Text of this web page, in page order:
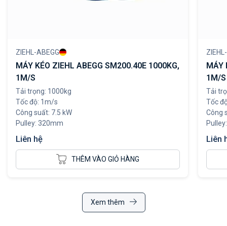
ZIEHL-ABEGG
MÁY KÉO ZIEHL ABEGG SM200.40E 1000KG,
1M/S
Tải trọng: 1000kg
Tốc độ: 1m/s
Công suất: 7.5 kW
Pulley: 320mm
Liên hệ
THÊM VÀO GIỎ HÀNG
MÁY
1M/S
Tải
Tốc
Công
Liên
Xem thêm